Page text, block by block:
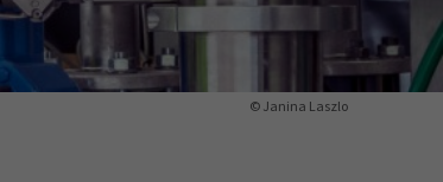
© Janina Laszlo